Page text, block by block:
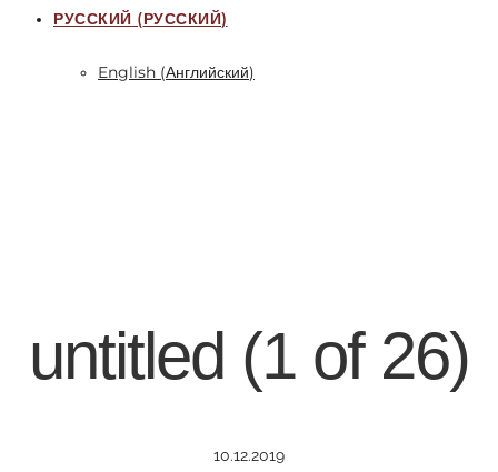
РУССКИЙ (РУССКИЙ)
English (Английский)
untitled (1 of 26)
10.12.2019